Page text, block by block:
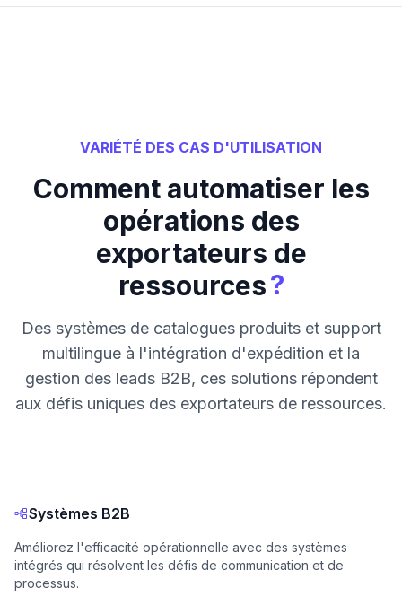
VARIÉTÉ DES CAS D'UTILISATION
Comment automatiser les
opérations des
exportateurs de
ressources?
Des systèmes de catalogues produits et support
multilingue à l'intégration d'expédition et la
gestion des leads B2B, ces solutions répondent
aux défis uniques des exportateurs de ressources.
Systèmes B2B
Améliorez l'efficacité opérationnelle avec des systèmes
intégrés qui résolvent les défis de communication et de
processus.